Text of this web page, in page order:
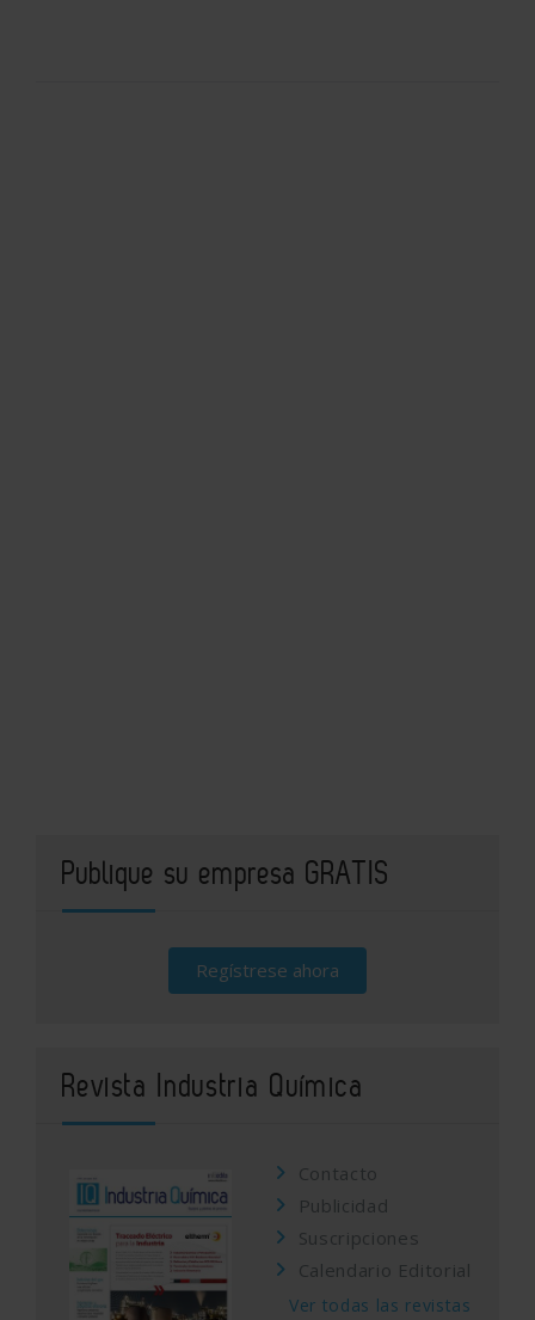
Publique su empresa GRATIS
Regístrese ahora
Revista Industria Química
Contacto
Publicidad
Suscripciones
Calendario Editorial
Ver todas las revistas